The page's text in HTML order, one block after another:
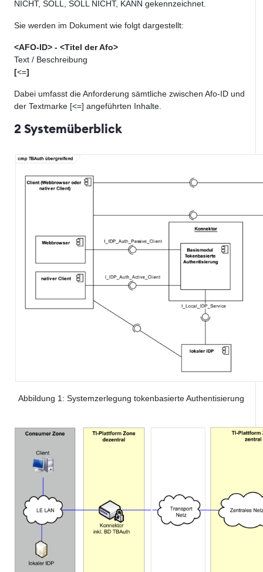
NICHT, SOLL, SOLL NICHT, KANN gekennzeichnet.
Sie werden im Dokument wie folgt dargestellt:
<AFO-ID> - <Titel der Afo>
Text / Beschreibung
[<=]
Dabei umfasst die Anforderung sämtliche zwischen Afo-ID und
der Textmarke [<=] angeführten Inhalte.
2 Systemüberblick
Abbildung 1: Systemzerlegung tokenbasierte Authentisierung